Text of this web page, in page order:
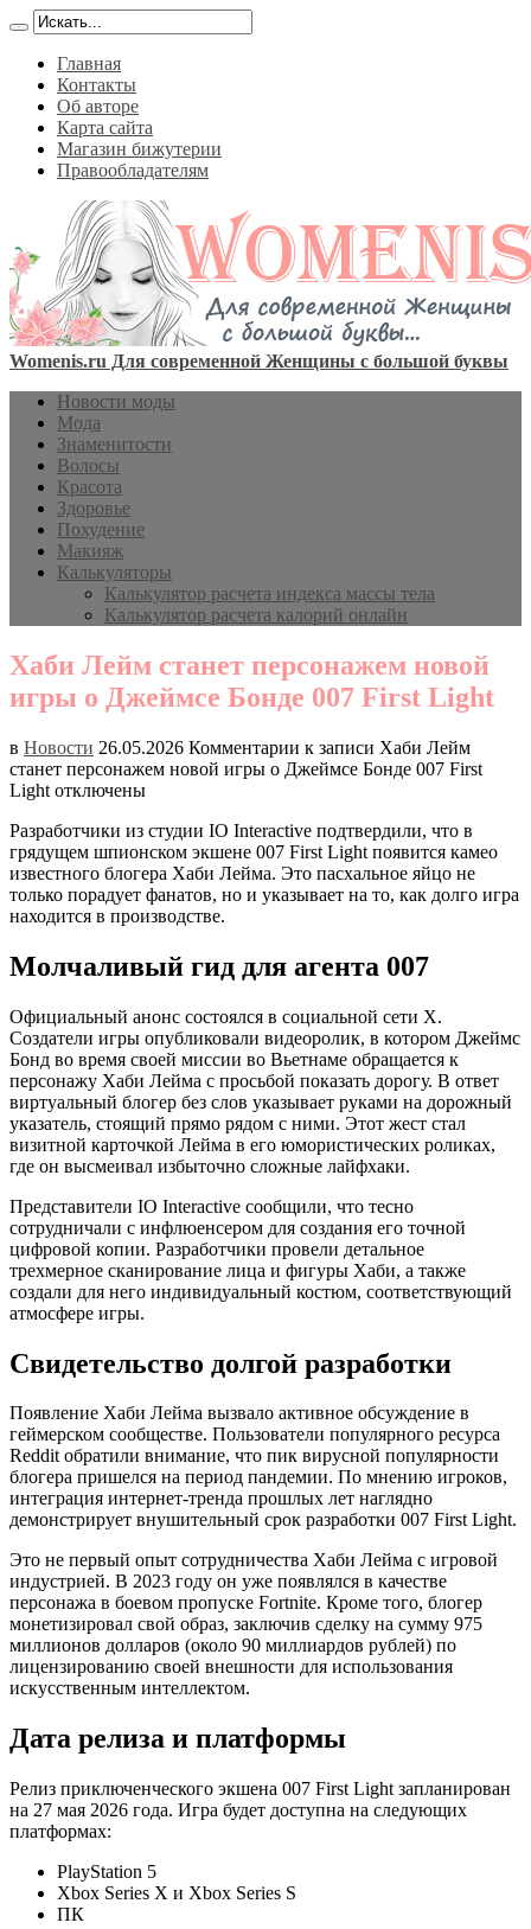
Главная
Контакты
Об авторе
Карта сайта
Магазин бижутерии
Правообладателям
Womenis.ru Для современной Женщины с большой буквы
Новости моды
Мода
Знаменитости
Волосы
Красота
Здоровье
Похудение
Макияж
Калькуляторы
Калькулятор расчета индекса массы тела
Калькулятор расчета калорий онлайн
Хаби Лейм станет персонажем новой
игры о Джеймсе Бонде 007 First Light
в Новости 26.05.2026 Комментарии к записи Хаби Лейм
станет персонажем новой игры о Джеймсе Бонде 007 First
Light отключены
Разработчики из студии IO Interactive подтвердили, что в
грядущем шпионском экшене 007 First Light появится камео
известного блогера Хаби Лейма. Это пасхальное яйцо не
только порадует фанатов, но и указывает на то, как долго игра
находится в производстве.
Молчаливый гид для агента 007
Официальный анонс состоялся в социальной сети X.
Создатели игры опубликовали видеоролик, в котором Джеймс
Бонд во время своей миссии во Вьетнаме обращается к
персонажу Хаби Лейма с просьбой показать дорогу. В ответ
виртуальный блогер без слов указывает руками на дорожный
указатель, стоящий прямо рядом с ними. Этот жест стал
визитной карточкой Лейма в его юмористических роликах,
где он высмеивал избыточно сложные лайфхаки.
Представители IO Interactive сообщили, что тесно
сотрудничали с инфлюенсером для создания его точной
цифровой копии. Разработчики провели детальное
трехмерное сканирование лица и фигуры Хаби, а также
создали для него индивидуальный костюм, соответствующий
атмосфере игры.
Свидетельство долгой разработки
Появление Хаби Лейма вызвало активное обсуждение в
геймерском сообществе. Пользователи популярного ресурса
Reddit обратили внимание, что пик вирусной популярности
блогера пришелся на период пандемии. По мнению игроков,
интеграция интернет-тренда прошлых лет наглядно
демонстрирует внушительный срок разработки 007 First Light.
Это не первый опыт сотрудничества Хаби Лейма с игровой
индустрией. В 2023 году он уже появлялся в качестве
персонажа в боевом пропуске Fortnite. Кроме того, блогер
монетизировал свой образ, заключив сделку на сумму 975
миллионов долларов (около 90 миллиардов рублей) по
лицензированию своей внешности для использования
искусственным интеллектом.
Дата релиза и платформы
Релиз приключенческого экшена 007 First Light запланирован
на 27 мая 2026 года. Игра будет доступна на следующих
платформах:
PlayStation 5
Xbox Series X и Xbox Series S
ПК